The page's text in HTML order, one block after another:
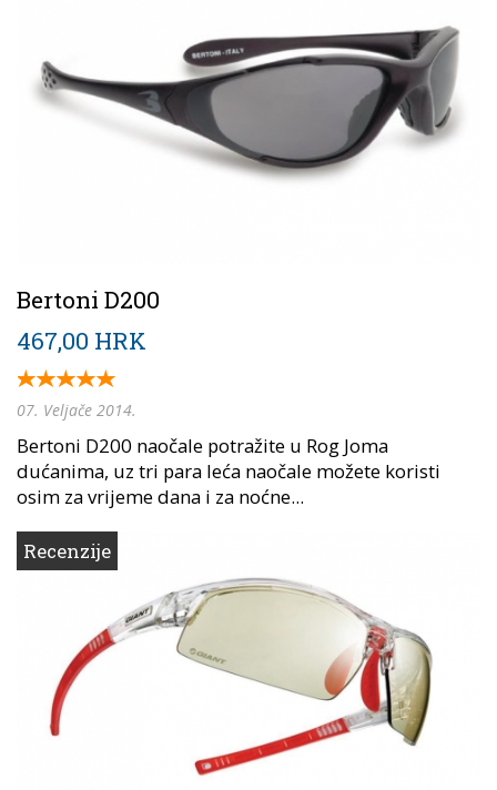
Bertoni D200
467,00 HRK
07. Veljače 2014.
Bertoni D200 naočale potražite u Rog Joma
dućanima, uz tri para leća naočale možete koristi
osim za vrijeme dana i za noćne...
Recenzije